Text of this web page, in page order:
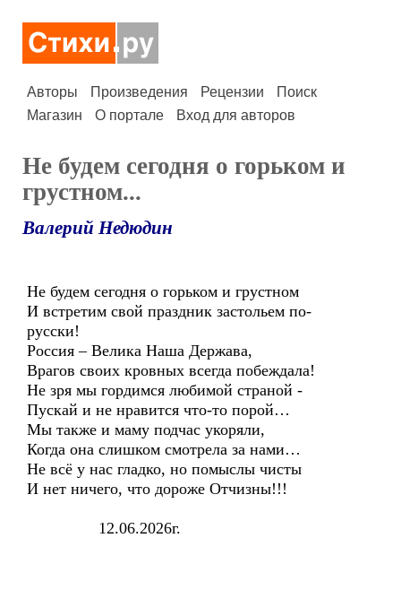
Авторы Произведения Рецензии
Поиск
Магазин
О портале Вход для авторов
Не будем сегодня о горьком и
грустном...
Валерий Недюдин
Не будем сегодня о горьком и грустном
И встретим свой праздник застольем по-
русски!
Россия – Велика Наша Держава,
Врагов своих кровных всегда побеждала!
Не зря мы гордимся любимой страной -
Пускай и не нравится что-то порой…
Мы также и маму подчас укоряли,
Когда она слишком смотрела за нами…
Не всё у нас гладко, но помыслы чисты
И нет ничего, что дороже Отчизны!!!
12.06.2026г.